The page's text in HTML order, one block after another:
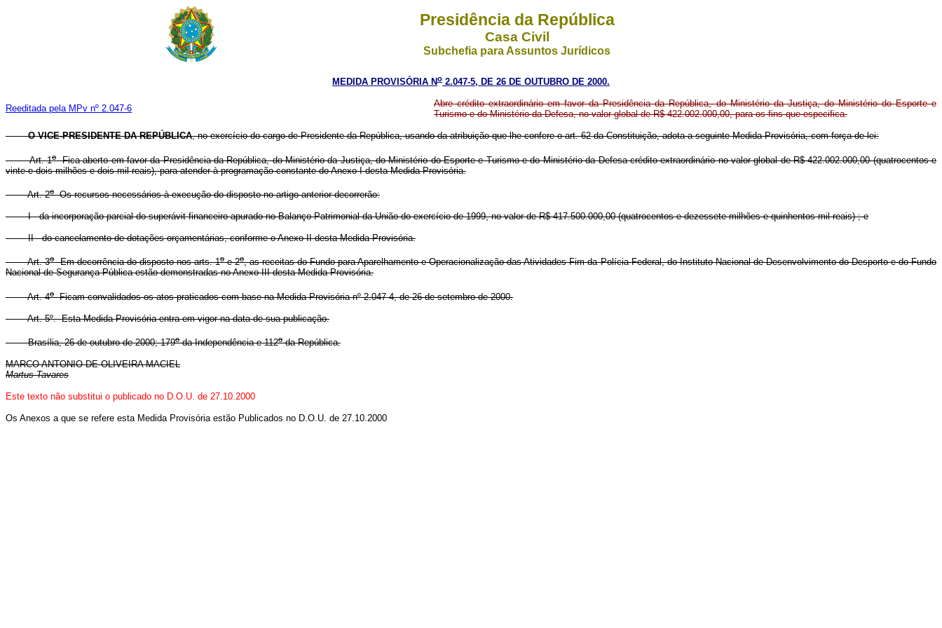
Presidência da República
Casa Civil
Subchefia para Assuntos Jurídicos
MEDIDA PROVISÓRIA No 2.047-5, DE 26 DE OUTUBRO DE 2000.
Reeditada pela MPv nº 2.047-6
Abre crédito extraordinário em favor da Presidência da República, do Ministério da Justiça, do Ministério do Esporte e
Turismo e do Ministério da Defesa, no valor global de R$ 422.002.000,00, para os fins que especifica.
O VICE-PRESIDENTE DA REPÚBLICA, no exercício do cargo de Presidente da República, usando da atribuição que lhe confere o art. 62 da Constituição, adota a seguinte Medida Provisória, com força de lei:
Art. 1oFica aberto em favor da Presidência da República, do Ministério da Justiça, do Ministério do Esporte e Turismo e do Ministério da Defesa crédito extraordinário no valor global de R$ 422.002.000,00 (quatrocentos e
vinte e dois milhões e dois mil reais), para atender à programação constante do Anexo I desta Medida Provisória.
Art. 2oOs recursos necessários à execução do disposto no artigo anterior decorrerão:
I - da incorporação parcial do superávit financeiro apurado no Balanço Patrimonial da União do exercício de 1999, no valor de R$ 417.500.000,00 (quatrocentos e dezessete milhões e quinhentos mil reais) ; e
II - do cancelamento de dotações orçamentárias, conforme o Anexo II desta Medida Provisória.
Art. 3oEm decorrência do disposto nos arts. 1oe 2o, as receitas do Fundo para Aparelhamento e Operacionalização das Atividades-Fim da Polícia Federal, do Instituto Nacional de Desenvolvimento do Desporto e do Fundo
Nacional de Segurança Pública estão demonstradas no Anexo III desta Medida Provisória.
Art. 4oFicam convalidados os atos praticados com base na Medida Provisória nº 2.047-4, de 26 de setembro de 2000.
Art. 5º. Esta Medida Provisória entra em vigor na data de sua publicação.
Brasília, 26 de outubro de 2000; 179oda Independência e 112oda República.
MARCO ANTONIO DE OLIVEIRA MACIEL
Martus Tavares
Este texto não substitui o publicado no D.O.U. de 27.10.2000
Os Anexos a que se refere esta Medida Provisória estão Publicados no D.O.U. de 27.10.2000